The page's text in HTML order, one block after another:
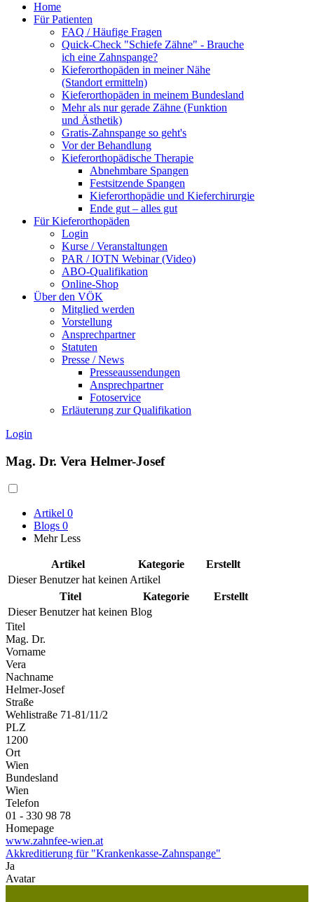
Home
Für Patienten
FAQ / Häufige Fragen
Quick-Check "Schiefe Zähne" - Brauche
ich eine Zahnspange?
Kieferorthopäden in meiner Nähe
(Standort ermitteln)
Kieferorthopäden in meinem Bundesland
Mehr als nur gerade Zähne (Funktion
und Ästhetik)
Gratis-Zahnspange so geht's
Vor der Behandlung
Kieferorthopädische Therapie
Abnehmbare Spangen
Festsitzende Spangen
Kieferorthopädie und Kieferchirurgie
Ende gut – alles gut
Für Kieferorthopäden
Login
Kurse / Veranstaltungen
PAR / IOTN Webinar (Video)
ABO-Qualifikation
Online-Shop
Über den VÖK
Mitglied werden
Vorstellung
Ansprechpartner
Statuten
Presse / News
Presseaussendungen
Ansprechpartner
Fotoservice
Erläuterung zur Qualifikation
Login
Mag. Dr. Vera Helmer-Josef
Artikel 0
Blogs 0
Mehr Less
Artikel Kategorie
Erstellt
Dieser Benutzer hat keinen Artikel
Titel
Kategorie
Erstellt
Dieser Benutzer hat keinen Blog
Titel
Mag. Dr.
Vorname
Vera
Nachname
Helmer-Josef
Straße
Wehlistraße 71-81/11/2
PLZ
1200
Ort
Wien
Bundesland
Wien
Telefon
01 - 330 98 78
Homepage
www.zahnfee-wien.at
Akkreditierung für "Krankenkasse-Zahnspange"
Ja
Avatar